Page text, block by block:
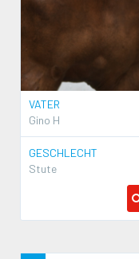
VATER
Gino H
GESCHLECHT
Stute